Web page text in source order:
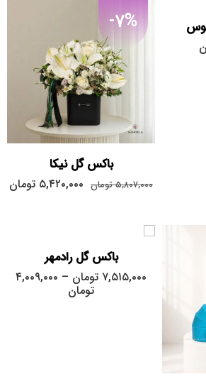
-7%
باکس گل نیکا
۵,۸۰۷,۰۰۰ تومان ۵,۴۲۰,۰۰۰ تومان
باکس گل رادمهر
۷,۵۱۵,۰۰۰ تومان – ۴,۰۰۹,۰۰۰
تومان
بزرگ
کوچک